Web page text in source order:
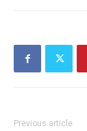
Previous article